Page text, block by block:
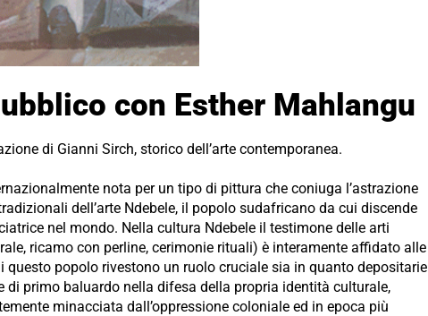
con Esther Mahlangu
di Gianni Sirch, storico dell’arte contemporanea.
nota per un tipo di pittura che coniuga l’astrazione
dell’arte Ndebele, il popolo sudafricano da cui discende
nel mondo. Nella cultura Ndebele il testimone delle arti
ricamo con perline, cerimonie rituali) è interamente affidato alle
questo popolo rivestono un ruolo cruciale sia in quanto depositarie
di primo baluardo nella difesa della propria identità culturale,
minacciata dall’oppressione coloniale ed in epoca più